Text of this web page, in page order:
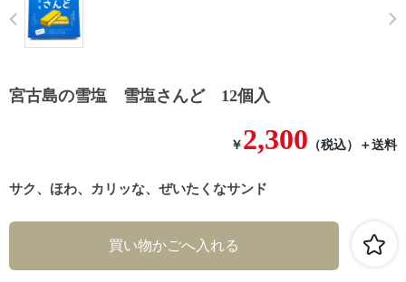
宮古島の雪塩 雪塩さんど 12個入
サク、ほわ、カリッな、ぜいたくなサンド
￥ 2,300 （税込） ＋送料